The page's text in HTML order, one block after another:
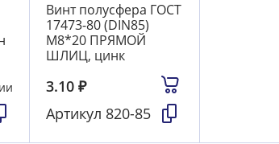
Винт полусфера ГОСТ
17473-80 (DIN85)
М8*20 ПРЯМОЙ
ШЛИЦ, цинк
3.10 ₽
Артикул 820-85